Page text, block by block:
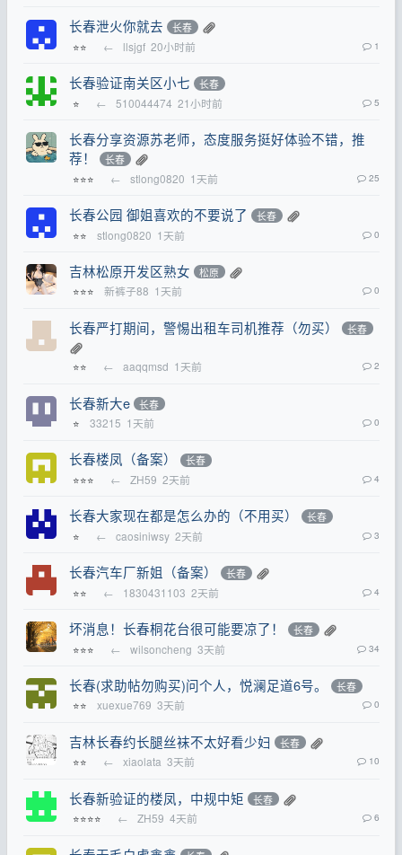
长春泄火你就去 长春
⭐⭐ ← llsjgf 20小时前 1
长春验证南关区小七 长春
⭐ ← 510044474 21小时前 5
长春分享资源苏老师，态度服务挺好体验不错，推
荐！
长春
⭐⭐⭐ ← stlong0820 1天前 25
长春公园 御姐喜欢的不要说了 长春
⭐⭐ stlong0820 1天前 0
吉林松原开发区熟女 松原
⭐⭐⭐ 新裤子88 1天前 0
长春严打期间，警惕出租车司机推荐（勿买） 长春
⭐⭐ ← aaqqmsd 1天前 2
长春新大e 长春
⭐ 33215 1天前 0
长春楼凤（备案） 长春
⭐⭐⭐ ← ZH59 2天前 4
长春大家现在都是怎么办的（不用买） 长春
⭐ ← caosiniwsy 2天前 3
长春汽车厂新姐（备案） 长春
⭐⭐ ← 1830431103 2天前 4
坏消息！长春桐花台很可能要凉了！ 长春
⭐⭐⭐ ← wilsoncheng 3天前 34
长春(求助帖勿购买)问个人，悦澜足道6号。 长春
⭐⭐ xuexue769 3天前 0
吉林长春约长腿丝袜不太好看少妇 长春
⭐⭐ ← xiaolata 3天前 10
长春新验证的楼凤，中规中矩 长春
⭐⭐⭐⭐ ← ZH59 4天前 6